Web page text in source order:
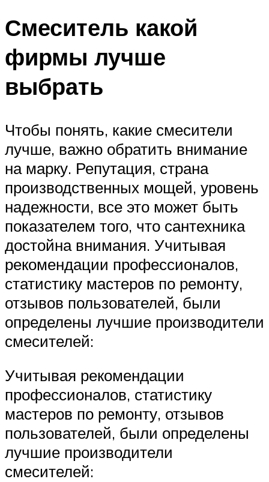
Смеситель какой
фирмы лучше
выбрать
Чтобы понять, какие смесители
лучше, важно обратить внимание
на марку. Репутация, страна
производственных мощей, уровень
надежности, все это может быть
показателем того, что сантехника
достойна внимания. Учитывая
рекомендации профессионалов,
статистику мастеров по ремонту,
отзывов пользователей, были
определены лучшие производители
смесителей:
Учитывая рекомендации
профессионалов, статистику
мастеров по ремонту, отзывов
пользователей, были определены
лучшие производители
смесителей: